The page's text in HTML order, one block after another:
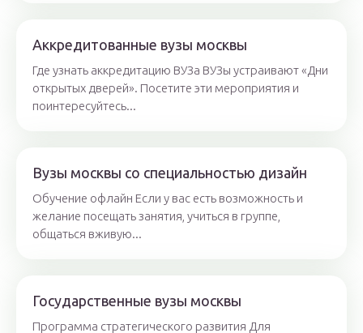
Аккредитованные вузы москвы
Где узнать аккредитацию ВУЗа ВУЗы устраивают «Дни
открытых дверей». Посетите эти мероприятия и
поинтересуйтесь...
Вузы москвы со специальностью дизайн
Обучение офлайн Если у вас есть возможность и
желание посещать занятия, учиться в группе,
общаться вживую...
Государственные вузы москвы
Программа стратегического развития Для